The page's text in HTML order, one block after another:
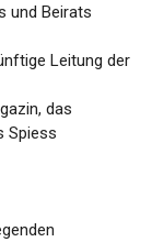
und Beirats
Leitung der
das
Spiess